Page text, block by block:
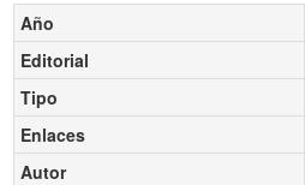
Año
Editorial
Tipo
Enlaces
Autor